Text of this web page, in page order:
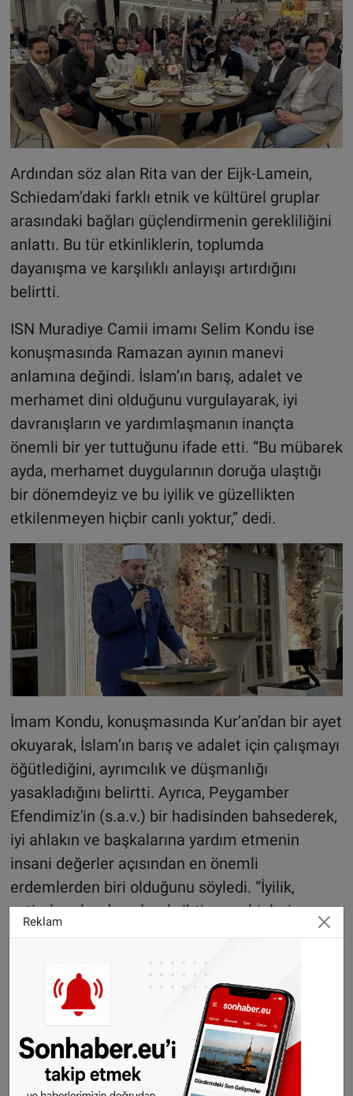
Ardından söz alan Rita van der Eijk-Lamein,
Schiedam’daki farklı etnik ve kültürel gruplar
arasındaki bağları güçlendirmenin gerekliliğini
anlattı. Bu tür etkinliklerin, toplumda
dayanışma ve karşılıklı anlayışı artırdığını
belirtti.
ISN Muradiye Camii imamı Selim Kondu ise
konuşmasında Ramazan ayının manevi
anlamına değindi. İslam’ın barış, adalet ve
merhamet dini olduğunu vurgulayarak, iyi
davranışların ve yardımlaşmanın inançta
önemli bir yer tuttuğunu ifade etti. “Bu mübarek
ayda, merhamet duygularının doruğa ulaştığı
bir dönemdeyiz ve bu iyilik ve güzellikten
etkilenmeyen hiçbir canlı yoktur,” dedi.
İmam Kondu, konuşmasında Kur’an’dan bir ayet
okuyarak, İslam’ın barış ve adalet için çalışmayı
öğütlediğini, ayrımcılık ve düşmanlığı
yasakladığını belirtti. Ayrıca, Peygamber
Efendimiz'in (s.a.v.) bir hadisinden bahsederek,
iyi ahlakın ve başkalarına yardım etmenin
insani değerler açısından en önemli
erdemlerden biri olduğunu söyledi. “İyilik,
yetimlere kardeş olmak, ihtiyaç sahiplerine
destek vermek, mazlumlara sahip çıkmak ve
onları korumaktır. Yaratılanı Yaradan’dan ötürü
sevmek, sevgi ve saygıyı paylaşmak, dostluklar
kurmak ve birlik içinde olmaktır,” dedi.
Reklam